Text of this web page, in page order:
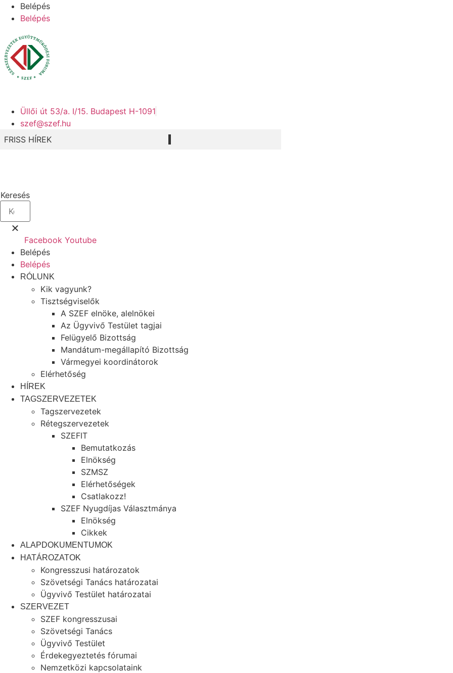
UgrásBelépés
Belépés
Üllői út 53/a. I/15. Budapest H-1091
szef@szef.hu
FRISS HÍREK
Keresés
Facebook Youtube
Belépés
Belépés
RÓLUNK
Kik vagyunk?
Tisztségviselők
A SZEF elnöke, alelnökei
Az Ügyvivő Testület tagjai
Felügyelő Bizottság
Mandátum-megállapító Bizottság
Vármegyei koordinátorok
Elérhetőség
HÍREK
TAGSZERVEZETEK
Tagszervezetek
Rétegszervezetek
SZEFIT
Bemutatkozás
Elnökség
SZMSZ
Elérhetőségek
Csatlakozz!
SZEF Nyugdíjas Választmánya
Elnökség
Cikkek
ALAPDOKUMENTUMOK
HATÁROZATOK
Kongresszusi határozatok
Szövetségi Tanács határozatai
Ügyvivő Testület határozatai
SZERVEZET
SZEF kongresszusai
Szövetségi Tanács
Ügyvivő Testület
Érdekegyeztetés fórumai
Nemzetközi kapcsolataink